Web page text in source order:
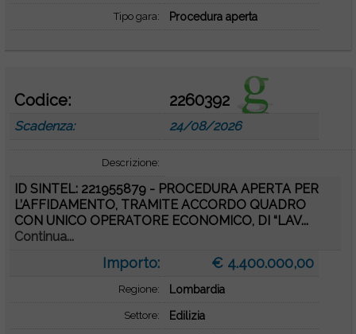
Tipo gara: Procedura aperta
Codice: 2260392
Scadenza: 24/08/2026
Descrizione:
ID SINTEL: 221955879 - PROCEDURA APERTA PER
L’AFFIDAMENTO, TRAMITE ACCORDO QUADRO
CON UNICO OPERATORE ECONOMICO, DI “LAV...
Continua...
Importo: € 4.400.000,00
Regione: Lombardia
Settore: Edilizia